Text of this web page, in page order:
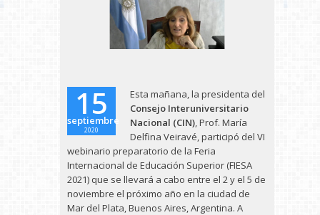
15
septiembre
2020
Esta mañana, la presidenta del
Consejo Interuniversitario
Nacional (CIN), Prof. María
Delfina Veiravé, participó del VI
webinario preparatorio de la Feria
Internacional de Educación Superior (FIESA
2021) que se llevará a cabo entre el 2 y el 5 de
noviembre el próximo año en la ciudad de
Mar del Plata, Buenos Aires, Argentina. A